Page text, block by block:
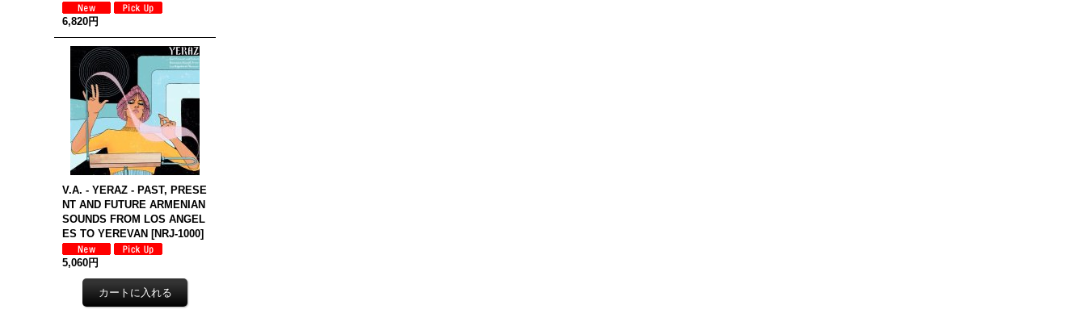
6,820円
V.A. - YERAZ - PAST, PRESE
NT AND FUTURE ARMENIAN
SOUNDS FROM LOS ANGEL
ES TO YEREVAN [NRJ-1000]
5,060円